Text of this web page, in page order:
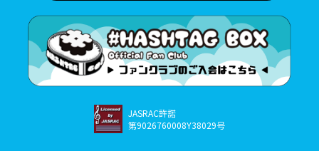
JASRAC許諾
第9026760008Y38029号